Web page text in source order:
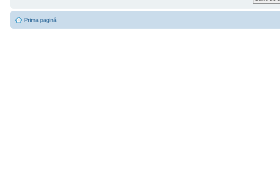
Prima pagină